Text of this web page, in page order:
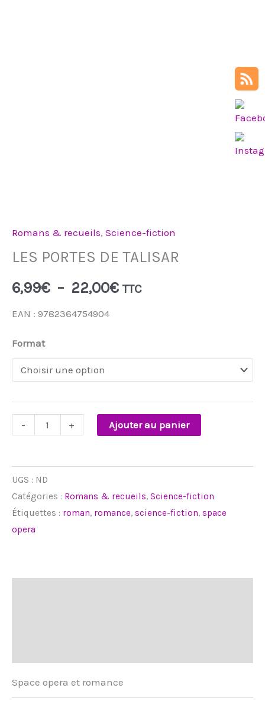
Romans & recueils, Science-fiction
LES PORTES DE TALISAR
6,99€ – 22,00€ TTC
EAN : 9782364754904
Format
- + Ajouter au panier
UGS : ND
Catégories : Romans & recueils, Science-fiction
Étiquettes : roman, romance, science-fiction, space
opera
Space opera et romance